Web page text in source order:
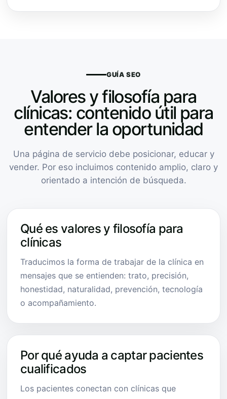
GUÍA SEO
Valores y filosofía para
clínicas: contenido útil para
entender la oportunidad
Una página de servicio debe posicionar, educar y
vender. Por eso incluimos contenido amplio, claro y
orientado a intención de búsqueda.
Qué es valores y filosofía para
clínicas
Traducimos la forma de trabajar de la clínica en
mensajes que se entienden: trato, precisión,
honestidad, naturalidad, prevención, tecnología
o acompañamiento.
Por qué ayuda a captar pacientes
cualificados
Los pacientes conectan con clínicas que